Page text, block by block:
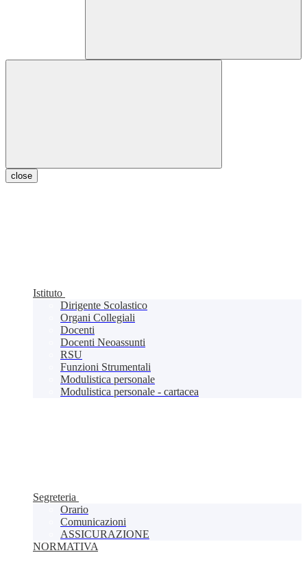
close
Istituto
Dirigente Scolastico
Organi Collegiali
Docenti
Docenti Neoassunti
RSU
Funzioni Strumentali
Modulistica personale
Modulistica personale - cartacea
Segreteria
Orario
Comunicazioni
ASSICURAZIONE
NORMATIVA